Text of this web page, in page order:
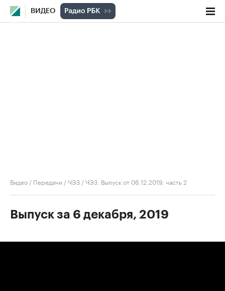
ВИДЕО
Видео / Передачи /ЧЭЗ /ЧЭЗ. Выпуск от 06.12.2019, часть 2
Выпуск за 6 декабря, 2019